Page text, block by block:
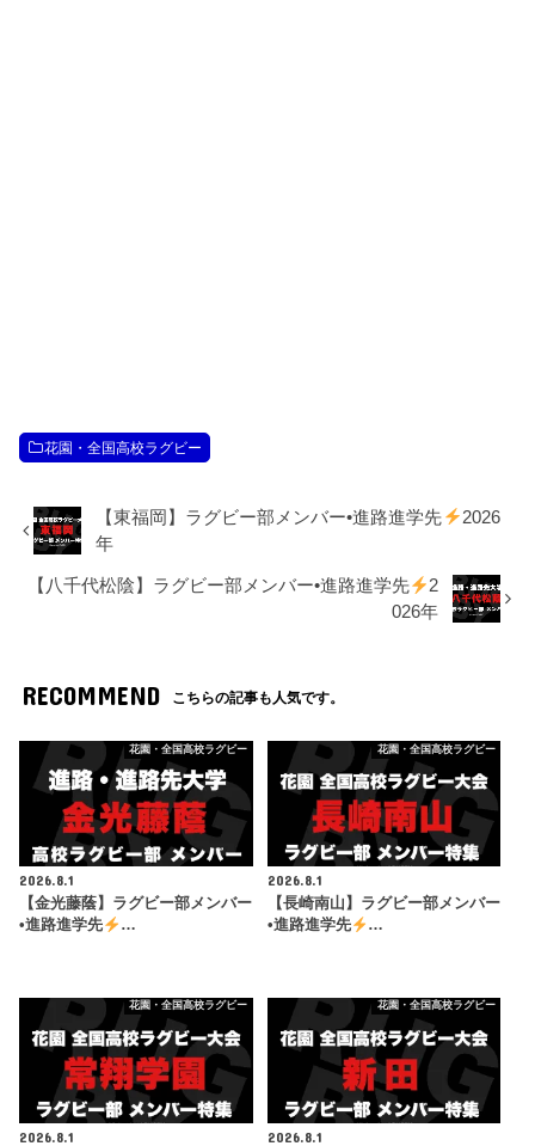
花園・全国高校ラグビー
【東福岡】ラグビー部メンバー•進路進学先
2026
年
【八千代松陰】ラグビー部メンバー•進路進学先
2
026年
RECOMMEND こちらの記事も人気です。
花園・全国高校ラグビー
2026.8.1
【金光藤蔭】ラグビー部メンバー
•進路進学先
…
花園・全国高校ラグビー
2026.8.1
【長崎南山】ラグビー部メンバー
•進路進学先
…
花園・全国高校ラグビー
2026.8.1
花園・全国高校ラグビー
2026.8.1